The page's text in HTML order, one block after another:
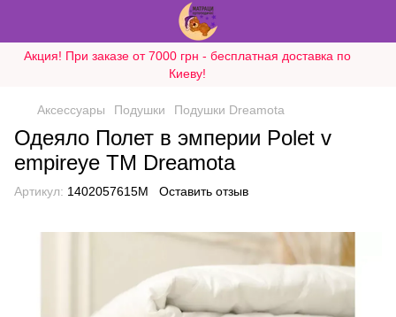
Акция! При заказе от 7000 грн - бесплатная доставка по
Киеву!
Аксессуары Подушки Подушки Dreamota
Одеяло Полет в эмперии Polet v
empireye ТМ Dreamota
Артикул: 1402057615M Оставить отзыв